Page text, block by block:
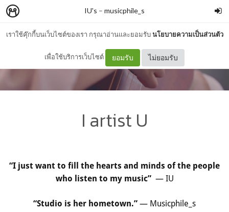
เราใช้คุ๊กกี้บนเว็บไซต์ของเรา กรุณาอ่านและยอมรับนโยบายความเป็นส่วนตัว
เพื่อใช้บริการเว็บไซต์ ยอมรับ ไม่ยอมรับ
IU's – musicphile_s
I artist U
“I just want to fill the hearts and minds of the people
who listen to my music” — IU
“Studio is her hometown.” — Musicphile_s